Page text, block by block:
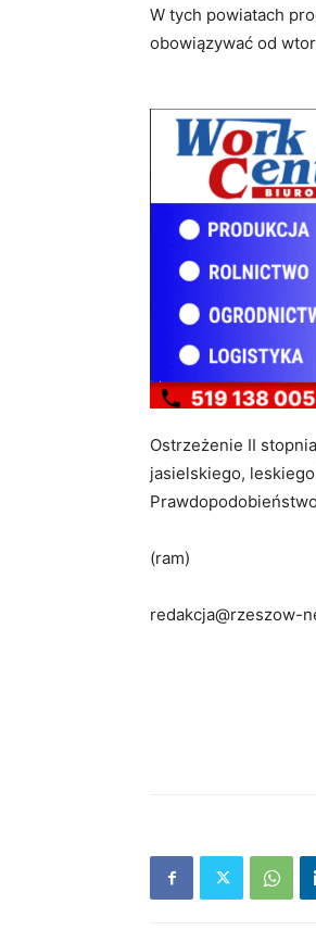
W tych powiatach
obowiązywać od
Ostrzeżenie II
jasielskiego,
(ram)
redakcja@rzeszow-